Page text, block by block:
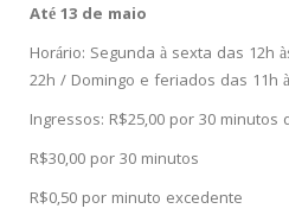
Até 13 de maio
Horário: Segunda à sexta das 12h
22h / Domingo e feriados das 11h
Ingressos: R$25,00 por 30
R$30,00 por 30 minutos
R$0,50 por minuto excedente